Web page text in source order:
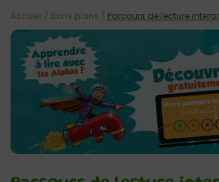
Accueil / Bons plans / Parcours de lecture